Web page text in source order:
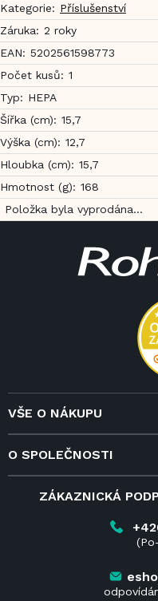
Kategorie: Příslušenství
Záruka: 2 roky
EAN: 5202561598773
Počet kusů: 1
Typ: HEPA
Šířka (cm): 15,7
Výška (cm): 12,7
Hloubka (cm): 15,7
Hmotnost (g): 168
Položka byla vyprodána…
VŠE O NÁKUPU
Doprava a služby
Reklamace
Vrácení zboží do 14 dnů
O SPOLEČNOSTI
ZÁKAZNICKÁ